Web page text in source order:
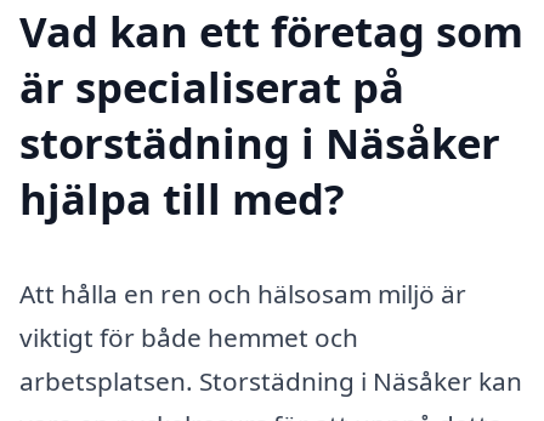
Vad kan ett företag som
är specialiserat på
storstädning i Näsåker
hjälpa till med?
Att hålla en ren och hälsosam miljö är
viktigt för både hemmet och
arbetsplatsen. Storstädning i Näsåker kan